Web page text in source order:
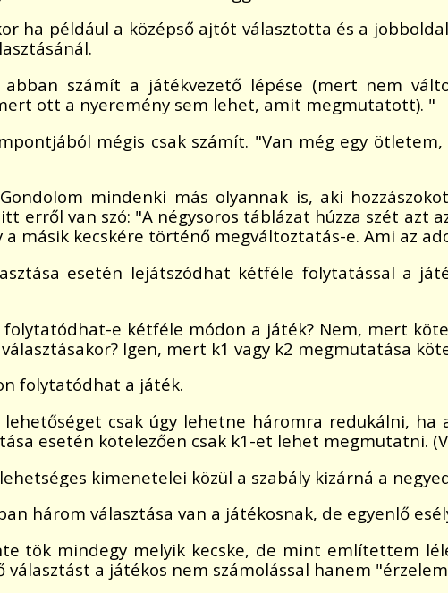
ha például a középső ajtót választotta és a
abban számít a játékvezető lépése (mert nem
ott a nyeremény sem lehet, amit megmutatott). "
mégis csak számít. "Van még egy
mindenki más olyannak is, aki
erről van szó: "A négysoros táblázat húzza szét azt
a másik kecskére történő megváltoztatás-e. Ami az
esetén lejátszódhat kétféle folytatással a
folytatódhat-e kétféle módon a játék? Nem, mert
Igen, mert k1 vagy k2 megmutatása
folytatódhat a játék.
csak úgy lehetne háromra redukálni, ha
esetén kötelezően csak k1-et lehet megmutatni.
kimenetelei közül a szabály kizárná a
három választása van a játékosnak, de egyenlő
tök mindegy melyik kecske, de mint említettem
választást a játékos nem számolással hanem